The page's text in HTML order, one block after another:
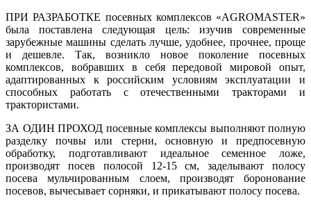
ПРИ РАЗРАБОТКЕ посевных комплексов «АGROMASTER»
была поставлена следующая цель: изучив современные
зарубежные машины сделать лучше, удобнее, прочнее, проще
и дешевле. Так, возникло новое поколение посевных
комплексов, вобравших в себя передовой мировой опыт,
адаптированных к российским условиям эксплуатации и
способных работать с отечественными тракторами и
трактористами.
ЗА ОДИН ПРОХОД посевные комплексы выполняют полную
разделку почвы или стерни, основную и предпосевную
обработку, подготавливают идеальное семенное ложе,
производят посев полосой 12-15 см, заделывают полосу
посева мульчированным слоем, производят боронование
посевов, вычесывает сорняки, и прикатывают полосу посева.